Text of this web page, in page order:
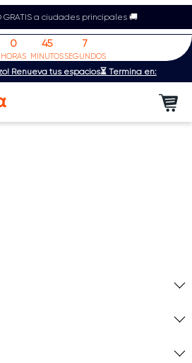
GRATIS a ciudades principales 🚚
Renueva tus espacios⏳ Termina en:
0
HORAS
45
MINUTOS
7
SEGUNDOS